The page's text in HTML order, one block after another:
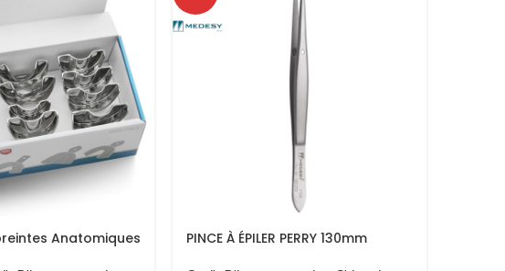
Anatomiques PINCE À ÉPILER PERRY 130mm